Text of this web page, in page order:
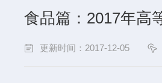
食品篇：2017年高
更新时间：2017-12-05